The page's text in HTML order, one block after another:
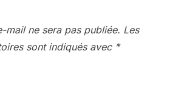
mail ne sera pas publiée. Les
sont indiqués avec *